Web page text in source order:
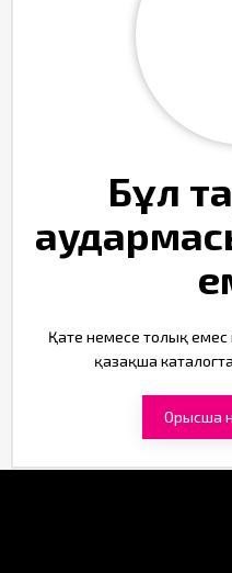
Бұл
Қате немесе толық емес
қазақша
Орысша